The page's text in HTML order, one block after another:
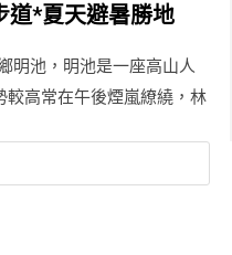
道*夏天避暑勝地
明池，明池是一座高山人
較高常在午後煙嵐繚繞，林